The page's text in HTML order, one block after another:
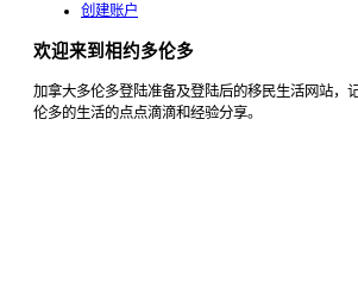
创建账户
欢迎来到相约多伦多
加拿大多伦多登陆准备及登陆后的移民生活网站，
伦多的生活的点点滴滴和经验分享。